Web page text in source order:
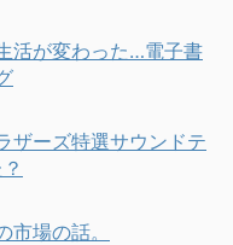
活が変わった…電子書
ザーズ特選サウンドテ
市場の話。